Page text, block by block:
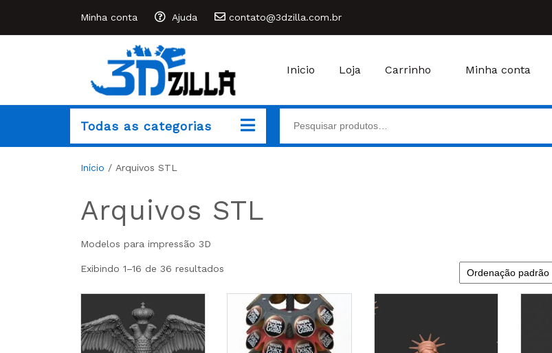
Minha conta Ajuda contato@3dzilla.com.br
Inicio Loja Carrinho Minha conta
Todas as categorias
Início / Arquivos STL
Arquivos STL
Modelos para impressão 3D
Exibindo 1–16 de 36 resultados